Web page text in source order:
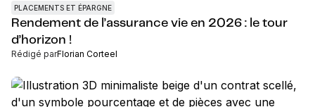
PLACEMENTS ET ÉPARGNE
Rendement de l’assurance vie en 2026 : le tour
d’horizon !
Rédigé parFlorian Corteel